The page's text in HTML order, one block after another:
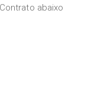
abaixo